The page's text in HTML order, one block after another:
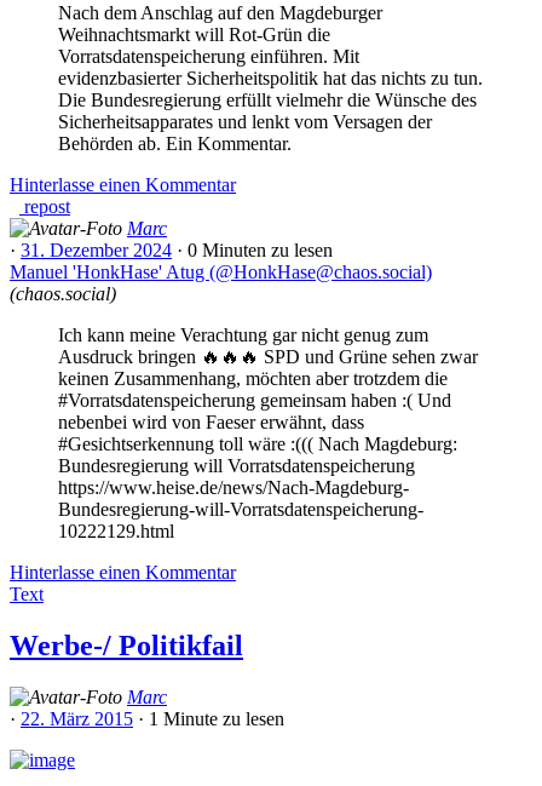
Nach dem Anschlag auf den Magdeburger
Weihnachtsmarkt will Rot-Grün die
Vorratsdatenspeicherung einführen. Mit
evidenzbasierter Sicherheitspolitik hat das nichts zu tun.
Die Bundesregierung erfüllt vielmehr die Wünsche des
Sicherheitsapparates und lenkt vom Versagen der
Behörden ab. Ein Kommentar.
Hinterlasse einen Kommentar
repost
Marc
· 31. Dezember 2024 · 0 Minuten zu lesen
Manuel 'HonkHase' Atug (@HonkHase@chaos.social)
(chaos.social)
Ich kann meine Verachtung gar nicht genug zum
Ausdruck bringen 🔥🔥🔥 SPD und Grüne sehen zwar
keinen Zusammenhang, möchten aber trotzdem die
#Vorratsdatenspeicherung gemeinsam haben :( Und
nebenbei wird von Faeser erwähnt, dass
#Gesichtserkennung toll wäre :((( Nach Magdeburg:
Bundesregierung will Vorratsdatenspeicherung
https://www.heise.de/news/Nach-Magdeburg-
Bundesregierung-will-Vorratsdatenspeicherung-
10222129.html
Hinterlasse einen Kommentar
Text
Werbe-/ Politikfail
Marc
· 22. März 2015 · 1 Minute zu lesen